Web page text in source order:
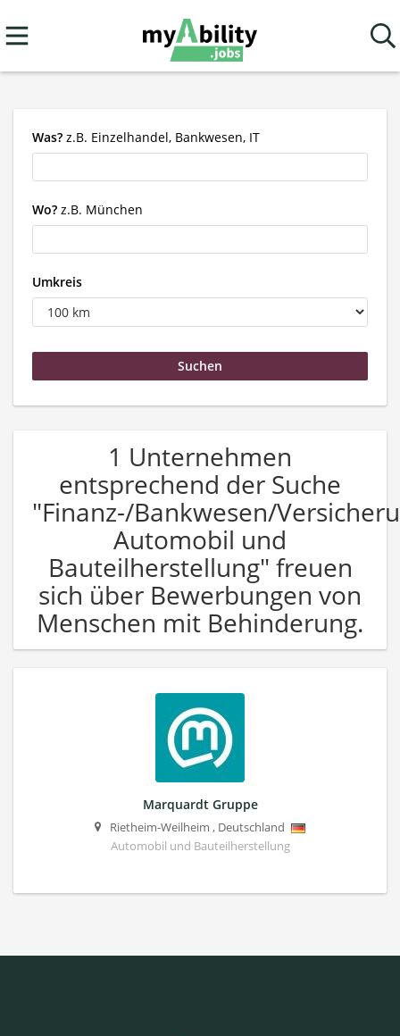
Was? z.B. Einzelhandel, Bankwesen, IT
Wo? z.B. München
Umkreis
1 Unternehmen
entsprechend der Suche
"Finanz-/Bankwesen/
Automobil und
Bauteilherstellung" freuen
sich über Bewerbungen von
Menschen mit Behinderung.
Marquardt Gruppe
Rietheim-Weilheim , Deutschland
Automobil und Bauteilherstellung